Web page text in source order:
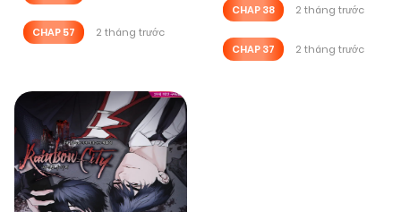
CHAP 57 2 tháng trước
CHAP 38 2 tháng trước
CHAP 37 2 tháng trước